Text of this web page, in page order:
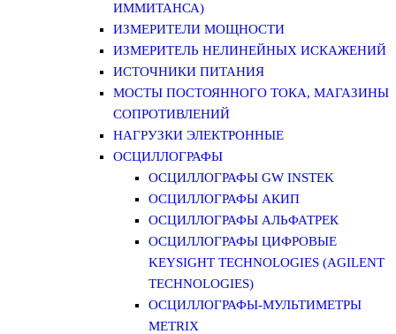
ИММИТАНСА)
ИЗМЕРИТЕЛИ МОЩНОСТИ
ИЗМЕРИТЕЛЬ НЕЛИНЕЙНЫХ ИСКАЖЕНИЙ
ИСТОЧНИКИ ПИТАНИЯ
МОСТЫ ПОСТОЯННОГО ТОКА, МАГАЗИНЫ
СОПРОТИВЛЕНИЙ
НАГРУЗКИ ЭЛЕКТРОННЫЕ
ОСЦИЛЛОГРАФЫ
ОСЦИЛЛОГРАФЫ GW INSTEK
ОСЦИЛЛОГРАФЫ АКИП
ОСЦИЛЛОГРАФЫ АЛЬФАТРЕК
ОСЦИЛЛОГРАФЫ ЦИФРОВЫЕ
KEYSIGHT TECHNOLOGIES (AGILENT
TECHNOLOGIES)
ОСЦИЛЛОГРАФЫ-МУЛЬТИМЕТРЫ
METRIX